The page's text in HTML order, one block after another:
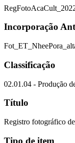
Incorporação
Classificação
02.01.04 - Produção
Título
Registro fotográfico
Tipo de item